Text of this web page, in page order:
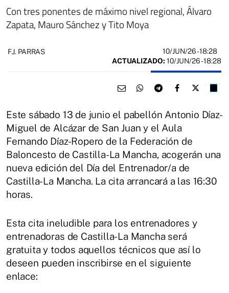
Con tres ponentes de máximo nivel regional, Álvaro
Zapata, Mauro Sánchez y Tito Moya
F.J. PARRAS 10/JUN/26- 18:28
ACTUALIZADO: 10/JUN/26 - 18:28
Este sábado 13 de junio el pabellón Antonio Díaz-
Miguel de Alcázar de San Juan y el Aula
Fernando Díaz-Ropero de la Federación de
Baloncesto de Castilla-La Mancha, acogerán una
nueva edición del Día del Entrenador/a de
Castilla-La Mancha. La cita arrancará a las 16:30
horas.
Esta cita ineludible para los entrenadores y
entrenadoras de Castilla-La Mancha será
gratuita y todos aquellos técnicos que así lo
deseen pueden inscribirse en el siguiente
enlace: